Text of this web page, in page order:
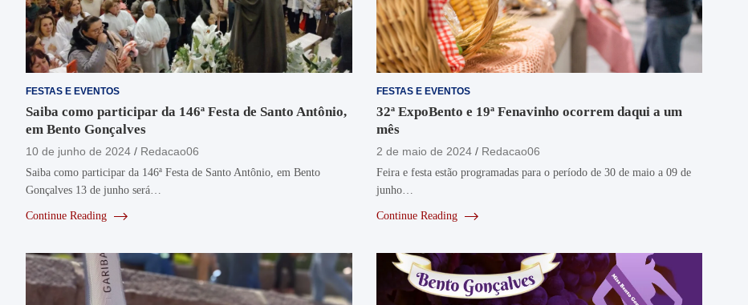
FESTAS E EVENTOS
Saiba como participar da 146ª Festa de Santo Antônio,
em Bento Gonçalves
10 de junho de 2024 Redacao06
Saiba como participar da 146ª Festa de Santo Antônio, em Bento
Gonçalves 13 de junho será…
Continue Reading
FESTAS E EVENTOS
32ª ExpoBento e 19ª Fenavinho ocorrem daqui a um
mês
2 de maio de 2024 Redacao06
Feira e festa estão programadas para o período de 30 de maio a 09 de
junho…
Continue Reading